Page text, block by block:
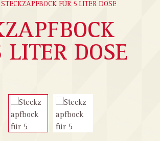
STECKZAPFBOCK FÜR 5 LITER DOSE
LITER DOSE